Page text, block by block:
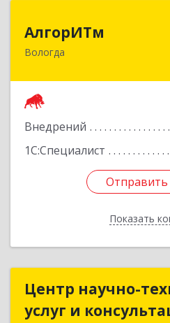
АлгорИТм
Вологда
Внедрений
1С:Специалист
Отправить
Показать
Отправить
Назад
Центр научно-
услуг и
Центр
услуг